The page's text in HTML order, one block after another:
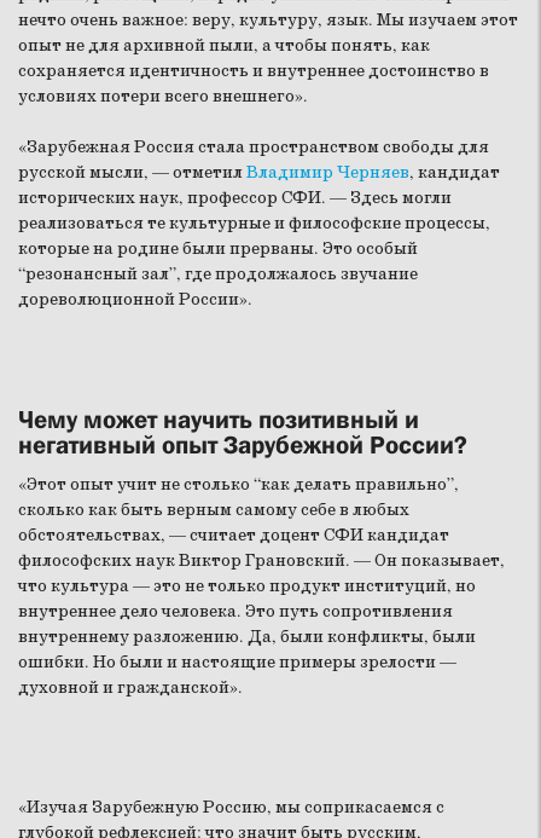
нечто очень важное: веру, культуру, язык. Мы изучаем этот
опыт не для архивной пыли, а чтобы понять, как
сохраняется идентичность и внутреннее достоинство в
условиях потери всего внешнего».
«Зарубежная Россия стала пространством свободы для
русской мысли, — отметилВладимир Черняев, кандидат
исторических наук, профессор СФИ. — Здесь могли
реализоваться те культурные и философские процессы,
которые на родине были прерваны. Это особый
“резонансный зал”, где продолжалось звучание
дореволюционной России».
Чему может научить позитивный и
негативный опыт Зарубежной России?
«Этот опыт учит не столько “как делать правильно”,
сколько как быть верным самому себе в любых
обстоятельствах, — считает доцент СФИ кандидат
философских наук Виктор Грановский. — Он показывает,
что культура — это не только продукт институций, но
внутреннее дело человека. Это путь сопротивления
внутреннему разложению. Да, были конфликты, были
ошибки. Но были и настоящие примеры зрелости —
духовной и гражданской».
«Изучая Зарубежную Россию, мы соприкасаемся с
глубокой рефлексией: что значит быть русским,